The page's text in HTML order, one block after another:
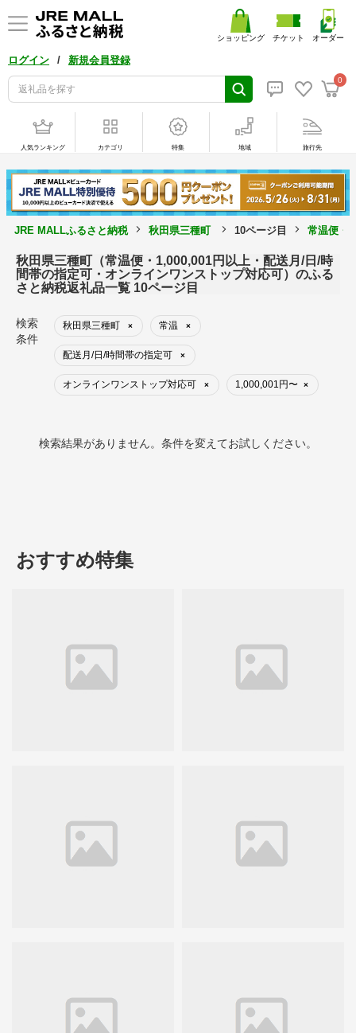
ログイン / 新規会員登録
0
ショッピング チケット オーダー
人気ランキング カテゴリ 特集 地域 旅行先
JRE MALLふるさと納税 秋田県三種町 10ページ目 常温便・
秋田県三種町（常温便・1,000,001円以上・配送月/日/時
間帯の指定可・オンラインワンストップ対応可）のふる
さと納税返礼品一覧 10ページ目
検索
条件
秋田県三種町 × 常温 ×
配送月/日/時間帯の指定可 ×
オンラインワンストップ対応可 × 1,000,001円〜 ×
検索結果がありません。条件を変えてお試しください。
おすすめ特集